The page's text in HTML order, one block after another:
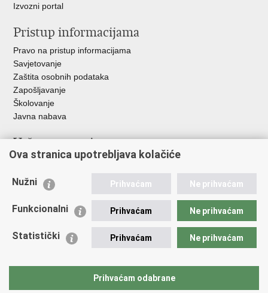
Izvozni portal
Pristup informacijama
Pravo na pristup informacijama
Savjetovanje
Zaštita osobnih podataka
Zapošljavanje
Školovanje
Javna nabava
Važne poveznice
Ministarstvo unutarnjih poslova
Udruge
Policijska akademija
Zaklada policijske solidarnosti
Vučetić"
Ova stranica upotrebljava kolačiće
Nužni Prihvaćam Ne prihvaćam
Funkcionalni Prihvaćam Ne prihvaćam
Statistički Prihvaćam Ne prihvaćam
Prihvaćam odabrane